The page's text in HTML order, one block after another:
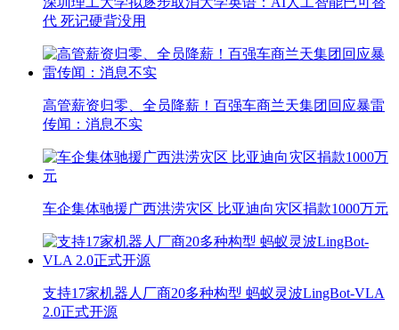
代 死记硬背没用
高管薪资归零、全员降薪！百强车商兰天集团回应暴雷
传闻：消息不实
车企集体驰援广西洪涝灾区 比亚迪向灾区捐款1000万元
支持17家机器人厂商20多种构型 蚂蚁灵波LingBot-VLA
2.0正式开源